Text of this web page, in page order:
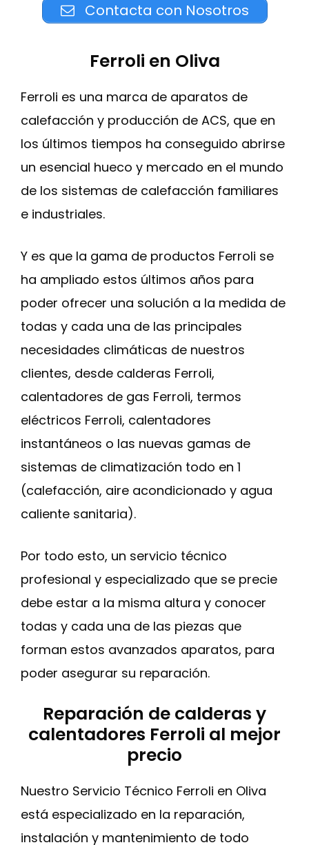
Contacta con Nosotros
Ferroli en Oliva
Ferroli es una marca de aparatos de
calefacción y producción de ACS, que en
los últimos tiempos ha conseguido abrirse
un esencial hueco y mercado en el mundo
de los sistemas de calefacción familiares
e industriales.
Y es que la gama de productos Ferroli se
ha ampliado estos últimos años para
poder ofrecer una solución a la medida de
todas y cada una de las principales
necesidades climáticas de nuestros
clientes, desde calderas Ferroli,
calentadores de gas Ferroli, termos
eléctricos Ferroli, calentadores
instantáneos o las nuevas gamas de
sistemas de climatización todo en 1
(calefacción, aire acondicionado y agua
caliente sanitaria).
Por todo esto, un servicio técnico
profesional y especializado que se precie
debe estar a la misma altura y conocer
todas y cada una de las piezas que
forman estos avanzados aparatos, para
poder asegurar su reparación.
Reparación de calderas y
calentadores Ferroli al mejor
precio
Nuestro Servicio Técnico Ferroli en Oliva
está especializado en la reparación,
instalación y mantenimiento de todo